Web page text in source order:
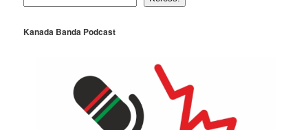
Kanada Banda Podcast